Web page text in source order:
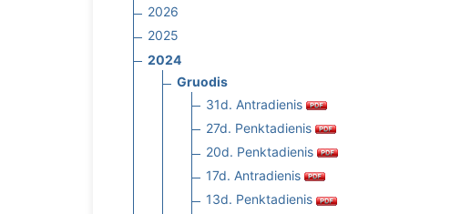
2026
2025
2024
Gruodis
31d. Antradienis
27d. Penktadienis
20d. Penktadienis
17d. Antradienis
13d. Penktadienis